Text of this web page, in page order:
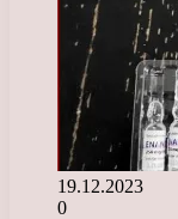
19.12.2023
0